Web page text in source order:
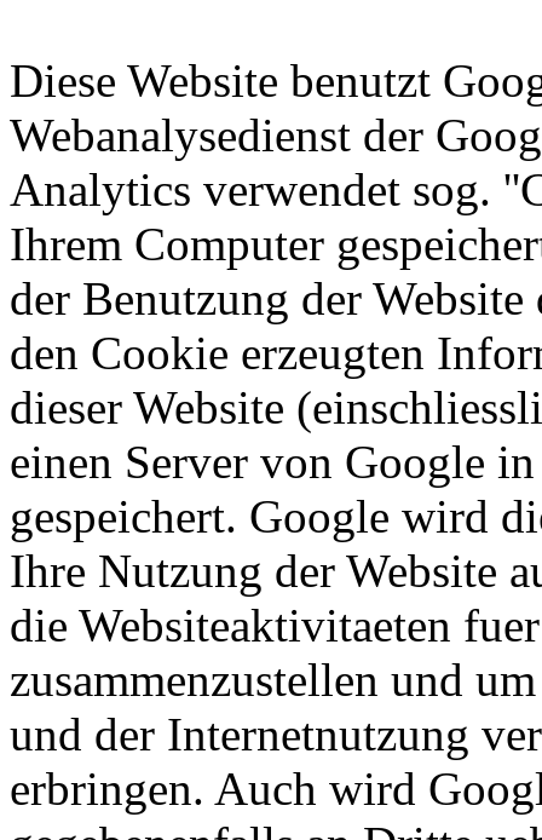
Diese Website benutzt
Webanalysedienst der
Analytics verwendet sog.
Ihrem Computer
der Benutzung der
den Cookie erzeugten
dieser Website
einen Server von Google
gespeichert. Google wird
Ihre Nutzung der Website
die Websiteaktivitaeten
zusammenzustellen und
und der Internetnutzung
erbringen. Auch wird